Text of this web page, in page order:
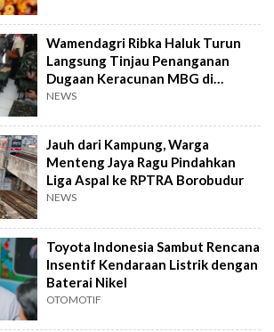
Wamendagri Ribka Haluk Turun
Langsung Tinjau Penanganan
Dugaan Keracunan MBG di
Kabupaten Jayapura
NEWS
Jauh dari Kampung, Warga
Menteng Jaya Ragu Pindahkan
Liga Aspal ke RPTRA Borobudur
NEWS
Toyota Indonesia Sambut Rencana
Insentif Kendaraan Listrik dengan
Baterai Nikel
OTOMOTIF